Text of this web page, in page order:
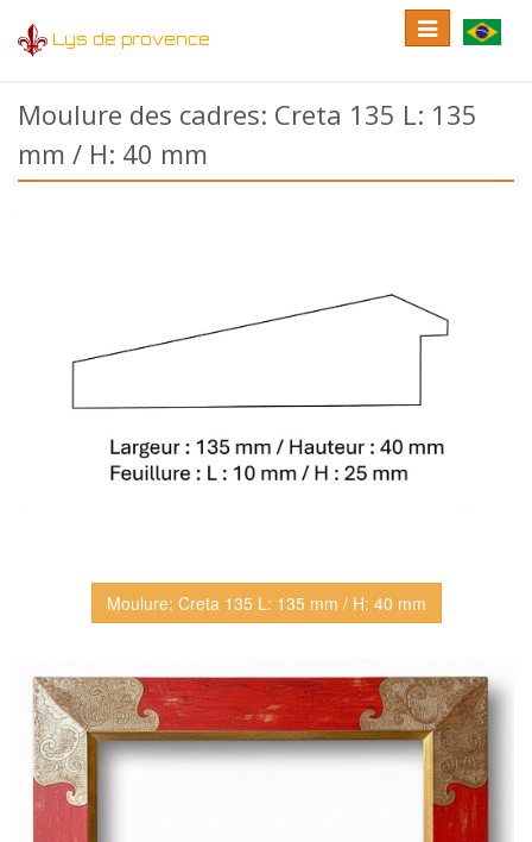
Lys de provence
Toggle
language
Toggle
navigation
Moulure des cadres: Creta 135 L: 135
mm / H: 40 mm
Moulure: Creta 135 L: 135 mm / H: 40 mm